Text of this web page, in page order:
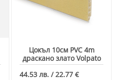
Цокъл 10см PVC 4m
драскано злато Volpato
44.53 лв. / 22.77 €